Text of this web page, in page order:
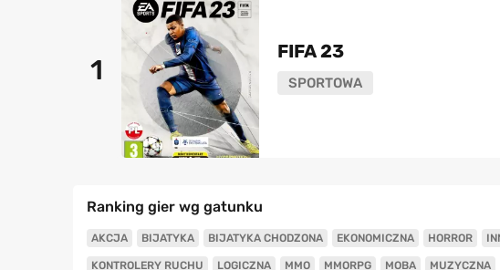
1
FIFA 23
SPORTOWA
Ranking gier wg gatunku
AKCJA BIJATYKA BIJATYKA CHODZONA EKONOMICZNA HORROR
KONTROLERY RUCHU LOGICZNA MMO MMORPG MOBA MUZYCZNA